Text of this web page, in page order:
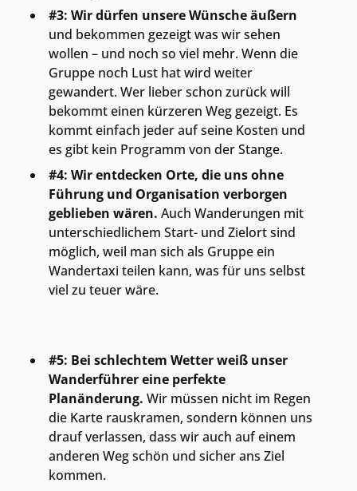
#3: Wir dürfen unsere Wünsche äußern
und bekommen gezeigt was wir sehen
wollen – und noch so viel mehr. Wenn die
Gruppe noch Lust hat wird weiter
gewandert. Wer lieber schon zurück will
bekommt einen kürzeren Weg gezeigt. Es
kommt einfach jeder auf seine Kosten und
es gibt kein Programm von der Stange.
#4: Wir entdecken Orte, die uns ohne
Führung und Organisation verborgen
geblieben wären. Auch Wanderungen mit
unterschiedlichem Start- und Zielort sind
möglich, weil man sich als Gruppe ein
Wandertaxi teilen kann, was für uns selbst
viel zu teuer wäre.
#5: Bei schlechtem Wetter weiß unser
Wanderführer eine perfekte
Planänderung. Wir müssen nicht im Regen
die Karte rauskramen, sondern können uns
drauf verlassen, dass wir auch auf einem
anderen Weg schön und sicher ans Ziel
kommen.